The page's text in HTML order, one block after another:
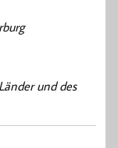
und des